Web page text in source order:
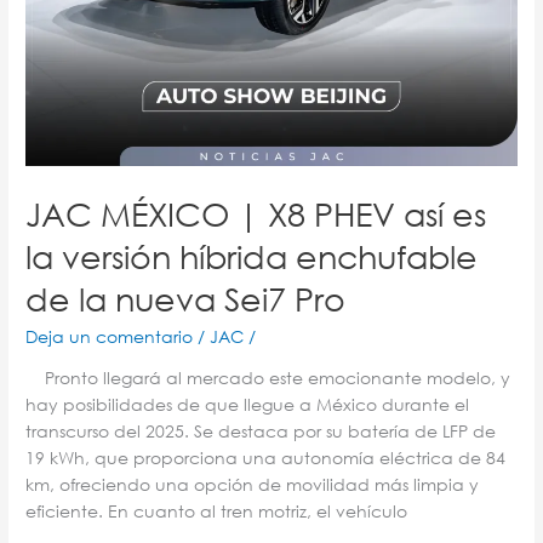
JAC MÉXICO | X8 PHEV así es
la versión híbrida enchufable
de la nueva Sei7 Pro
Deja un comentario /JAC /
Pronto llegará al mercado este emocionante modelo, y
hay posibilidades de que llegue a México durante el
transcurso del 2025. Se destaca por su batería de LFP de
19 kWh, que proporciona una autonomía eléctrica de 84
km, ofreciendo una opción de movilidad más limpia y
eficiente. En cuanto al tren motriz, el vehículo
la
nueva
Sei7
Pro